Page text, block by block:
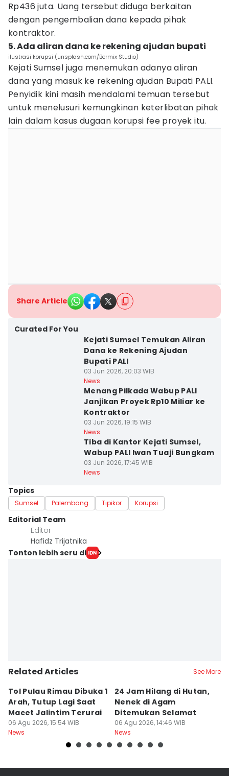
Rp436 juta. Uang tersebut diduga berkaitan
dengan pengembalian dana kepada pihak
kontraktor.
5. Ada aliran dana ke rekening ajudan bupati
ilustrasi korupsi (unsplash.com/Bermix Studio)
Kejati Sumsel juga menemukan adanya aliran
dana yang masuk ke rekening ajudan Bupati PALI.
Penyidik kini masih mendalami temuan tersebut
untuk menelusuri kemungkinan keterlibatan pihak
lain dalam kasus dugaan korupsi fee proyek itu.
Share Article
Curated For You
Kejati Sumsel Temukan Aliran
Dana ke Rekening Ajudan
Bupati PALI
03 Jun 2026, 20:03 WIB
News
Menang Pilkada Wabup PALI
Janjikan Proyek Rp10 Miliar ke
Kontraktor
03 Jun 2026, 19:15 WIB
News
Tiba di Kantor Kejati Sumsel,
Wabup PALI Iwan Tuaji Bungkam
03 Jun 2026, 17:45 WIB
News
Topics
Sumsel Palembang Tipikor Korupsi
Editorial Team
Editor
Hafidz Trijatnika
Tonton lebih seru di
Related Articles See More
Tol Pulau Rimau Dibuka 1
Arah, Tutup Lagi Saat
Macet Jalintim Terurai
06 Agu 2026, 15:54 WIB
News
24 Jam Hilang di Hutan,
Nenek di Agam
Ditemukan Selamat
06 Agu 2026, 14:46 WIB
News